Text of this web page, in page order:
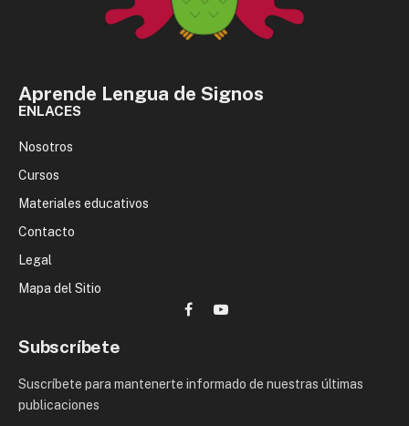
Aprende Lengua de Signos
ENLACES
Nosotros
Cursos
Materiales educativos
Contacto
Legal
Mapa del Sitio
FacebookYouTube
Subscríbete
Suscríbete para mantenerte informado de nuestras últimas
publicaciones